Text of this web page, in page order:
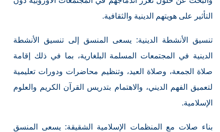
التأثير على هويتهم الدينية والثقافية.
تنسيق الأنشطة الدينية: يسعى المنسق إلى تنسيق الأنشطة
الدينية في المجتمعات المسلمة البلغارية، بما في ذلك إقامة
صلاة الجمعة، وصلاة العيد، وتنظيم محاضرات ودورات تعليمية
لتعميق الفهم الديني، والاهتمام بتدريس القرآن الكريم والعلوم
الإسلامية.
بناء صلات مع المنظمات الإسلامية الشقيقة: يسعى المنسق